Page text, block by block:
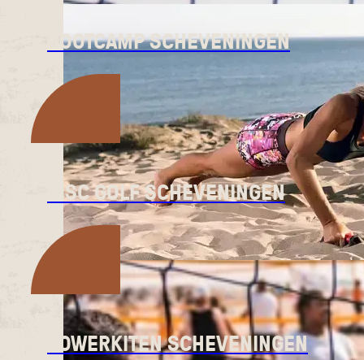
BOOTCAMP SCHEVENINGEN
DISC GOLF SCHEVENINGEN
POWERKITEN SCHEVENINGEN